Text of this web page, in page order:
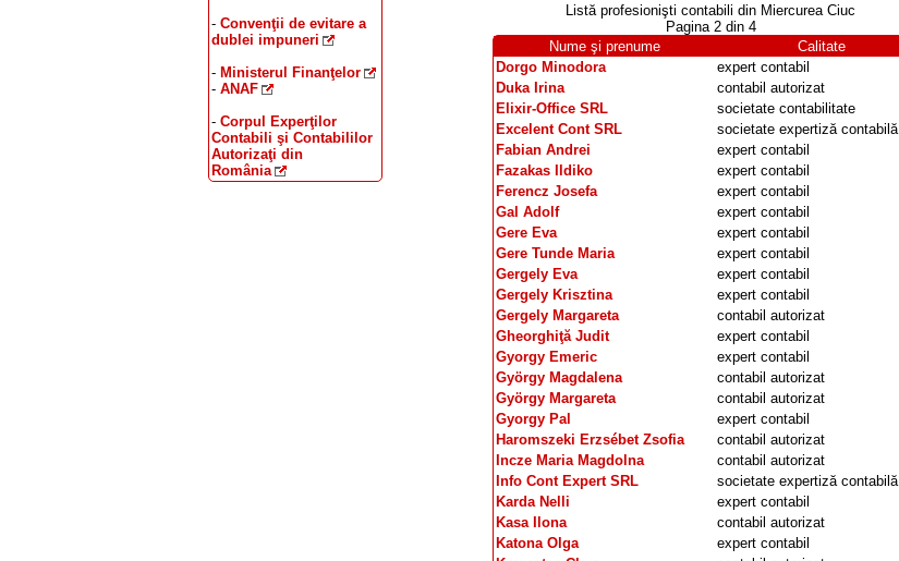
- Convenţii de evitare a
dublei impuneri
- Ministerul Finanţelor
- ANAF
- Corpul Experţilor
Contabili şi Contabililor
Autorizaţi din
România
Listă profesionişti contabili din Miercurea Ciuc
Pagina 2 din 4
Nume şi prenume
Calitate
Dorgo Minodora
expert contabil
Duka Irina
contabil autorizat
Elixir-Office SRL
societate contabilitate
Excelent Cont SRL
societate expertiză contabilă
Fabian Andrei
expert contabil
Fazakas Ildiko
expert contabil
Ferencz Josefa
expert contabil
Gal Adolf
expert contabil
Gere Eva
expert contabil
Gere Tunde Maria
expert contabil
Gergely Eva
expert contabil
Gergely Krisztina
expert contabil
Gergely Margareta
contabil autorizat
Gheorghiţă Judit
expert contabil
Gyorgy Emeric
expert contabil
György Magdalena
contabil autorizat
György Margareta
contabil autorizat
Gyorgy Pal
expert contabil
Haromszeki Erzsébet Zsofia
contabil autorizat
Incze Maria Magdolna
contabil autorizat
Info Cont Expert SRL
societate expertiză contabilă
Karda Nelli
expert contabil
Kasa Ilona
contabil autorizat
Katona Olga
expert contabil